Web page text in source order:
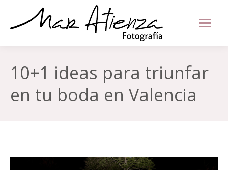
10+1 ideas para triunfar
en tu boda en Valencia